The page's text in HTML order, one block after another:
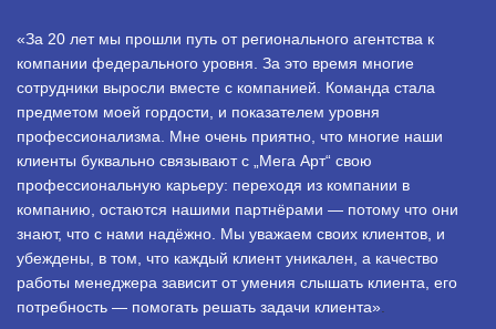
«За 20 лет мы прошли путь от регионального агентства к
компании федерального уровня. За это время многие
сотрудники выросли вместе с компанией. Команда стала
предметом моей гордости, и показателем уровня
профессионализма. Мне очень приятно, что многие наши
клиенты буквально связывают с „Мега Арт“ свою
профессиональную карьеру: переходя из компании в
компанию, остаются нашими партнёрами — потому что они
знают, что с нами надёжно. Мы уважаем своих клиентов, и
убеждены, в том, что каждый клиент уникален, а качество
работы менеджера зависит от умения слышать клиента, его
потребность — помогать решать задачи клиента»